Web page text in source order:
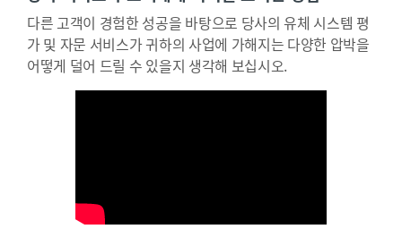
다른 고객이 경험한 성공을 바탕으로 당사의 유체 시스템 평
가 및 자문 서비스가 귀하의 사업에 가해지는 다양한 압박을
어떻게 덜어 드릴 수 있을지 생각해 보십시오.